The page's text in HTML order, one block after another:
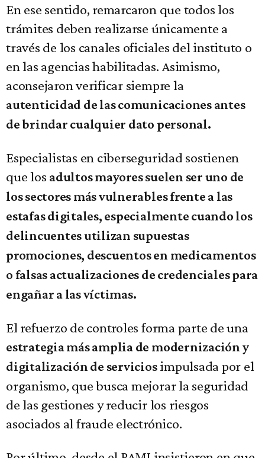
En ese sentido, remarcaron que todos los
trámites deben realizarse únicamente a
través de los canales oficiales del instituto o
en las agencias habilitadas. Asimismo,
aconsejaron verificar siempre la
autenticidad de las comunicaciones antes
de brindar cualquier dato personal.
Especialistas en ciberseguridad sostienen
que los adultos mayores suelen ser uno de
los sectores más vulnerables frente a las
estafas digitales, especialmente cuando los
delincuentes utilizan supuestas
promociones, descuentos en medicamentos
o falsas actualizaciones de credenciales para
engañar a las víctimas.
El refuerzo de controles forma parte de una
estrategia más amplia de modernización y
digitalización de serviciosimpulsada por el
organismo, que busca mejorar la seguridad
de las gestiones y reducir los riesgos
asociados al fraude electrónico.